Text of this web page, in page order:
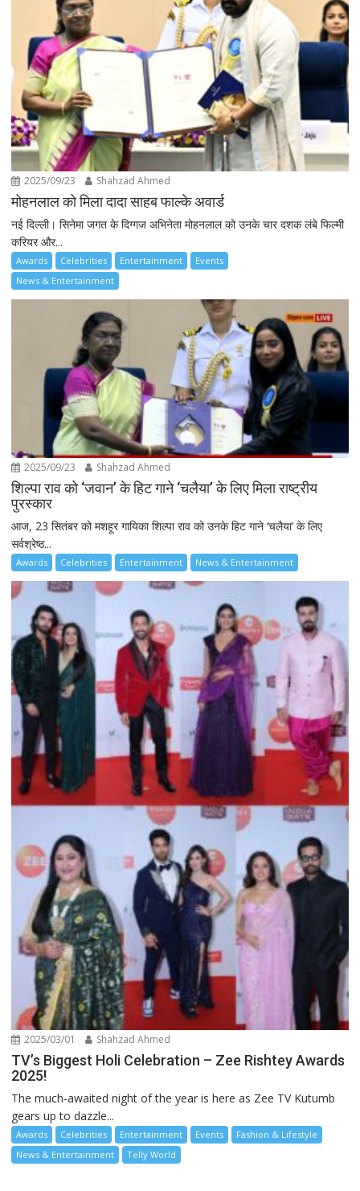
2025/09/23 Shahzad Ahmed
मोहनलाल को मिला दादा साहब फाल्के अवार्ड
नई दिल्ली। सिनेमा जगत के दिग्गज अभिनेता मोहनलाल को उनके चार दशक लंबे फिल्मी
करियर और...
Awards Celebrities Entertainment
Events
News & Entertainment
2025/09/23 Shahzad Ahmed
शिल्पा राव को ‘जवान’ के हिट गाने ‘चलैया’ के लिए मिला राष्ट्रीय
पुरस्कार
आज, 23 सितंबर को मशहूर गायिका शिल्पा राव को उनके हिट गाने ‘चलैया’ के लिए
सर्वश्रेष्ठ...
Awards Celebrities Entertainment News & Entertainment
2025/03/01 Shahzad Ahmed
TV’s Biggest Holi Celebration – Zee Rishtey Awards
2025!
The much-awaited night of the year is here as Zee TV Kutumb
gears up to dazzle...
Awards Celebrities Entertainment Events
Fashion & Lifestyle
News & Entertainment
Telly World